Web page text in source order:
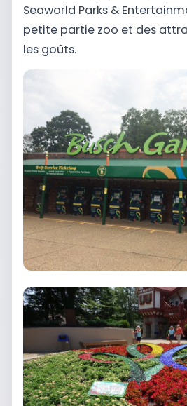
Seaworld Parks &
petite partie zoo et des
les goûts.